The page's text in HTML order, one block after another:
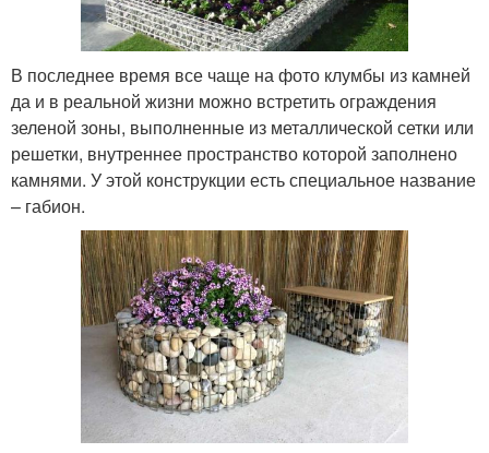
В последнее время все чаще на фото клумбы из камней
да и в реальной жизни можно встретить ограждения
зеленой зоны, выполненные из металлической сетки или
решетки, внутреннее пространство которой заполнено
камнями. У этой конструкции есть специальное название
– габион.